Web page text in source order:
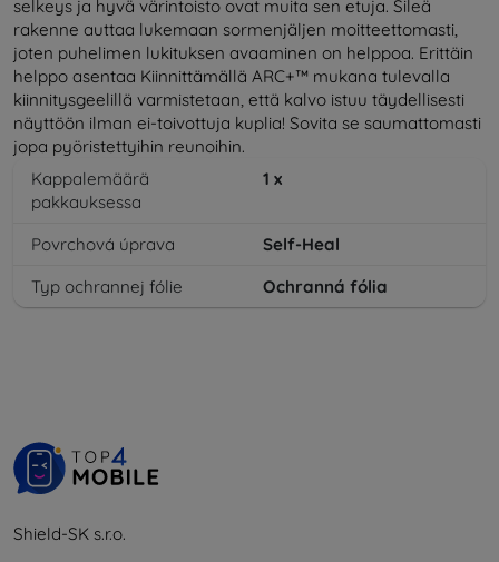
selkeys ja hyvä värintoisto ovat muita sen etuja. Sileä
rakenne auttaa lukemaan sormenjäljen moitteettomasti,
joten puhelimen lukituksen avaaminen on helppoa. Erittäin
helppo asentaa Kiinnittämällä ARC+™ mukana tulevalla
kiinnitysgeelillä varmistetaan, että kalvo istuu täydellisesti
näyttöön ilman ei-toivottuja kuplia! Sovita se saumattomasti
jopa pyöristettyihin reunoihin.
Kappalemäärä
pakkauksessa
1 x
Povrchová úprava
Self-Heal
Typ ochrannej fólie
Ochranná fólia
Shield-SK s.r.o.